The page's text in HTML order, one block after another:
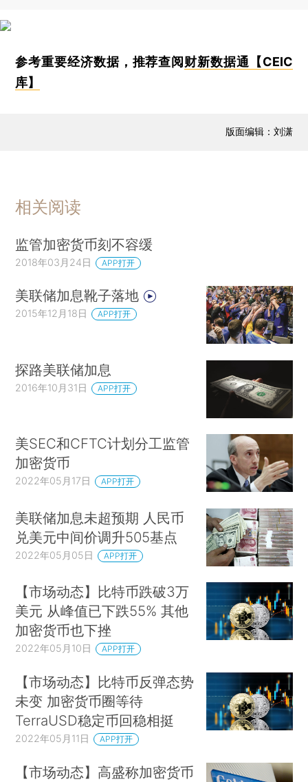
参考重要经济数据，推荐查阅 财新数据通【CEIC
库】
版面编辑：刘潇
相关阅读
监管加密货币刻不容缓
2018年03月24日 APP打开
美联储加息靴子落地
2015年12月18日 APP打开
探路美联储加息
2016年10月31日 APP打开
美SEC和CFTC计划分工监管
加密货币
2022年05月17日 APP打开
美联储加息未超预期 人民币
兑美元中间价调升505基点
2022年05月05日 APP打开
【市场动态】比特币跌破3万
美元 从峰值已下跌55% 其他
加密货币也下挫
2022年05月10日 APP打开
【市场动态】比特币反弹态势
未变 加密货币圈等待
TerraUSD稳定币回稳相挺
2022年05月11日 APP打开
【市场动态】高盛称加密货币